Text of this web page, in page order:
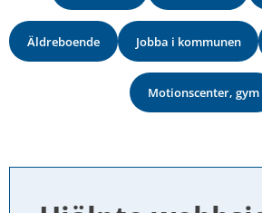
Äldreboende Jobba i kommunen
Motionscenter, gym